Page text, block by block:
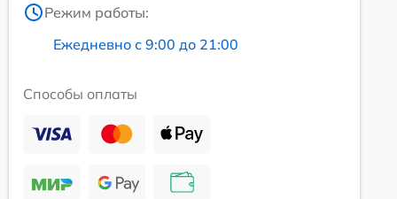
Режим работы:
Ежедневно с 9:00 до 21:00
Способы оплаты